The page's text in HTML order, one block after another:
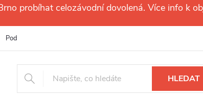
probíhat celozávodní dovolená. Více info k
Podmínky ochrany osobních údajů
HLEDAT